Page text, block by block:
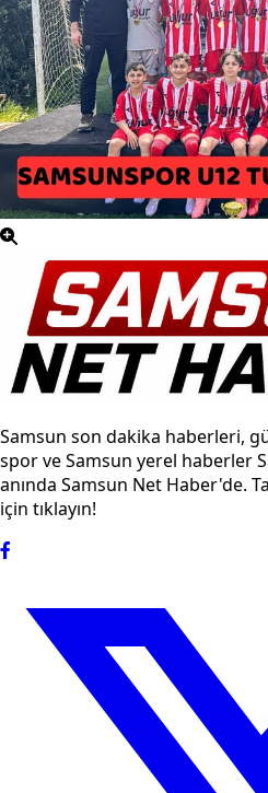
Samsun son dakika haberleri,
spor ve Samsun yerel haberler
anında Samsun Net Haber'de.
için tıklayın!